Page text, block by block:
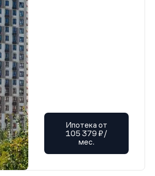
Ипотека от
105 379 ₽/
мес.